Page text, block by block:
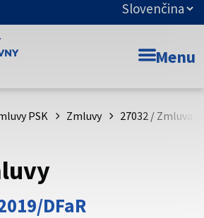
stránka Prešovského
sa uistite, že zdieľate informácie iba
stránku. Zabezpečená stránka
názvom domény webového sídla.
Menu
PSK Zmluvy 27032 / Zmluva
DFaR